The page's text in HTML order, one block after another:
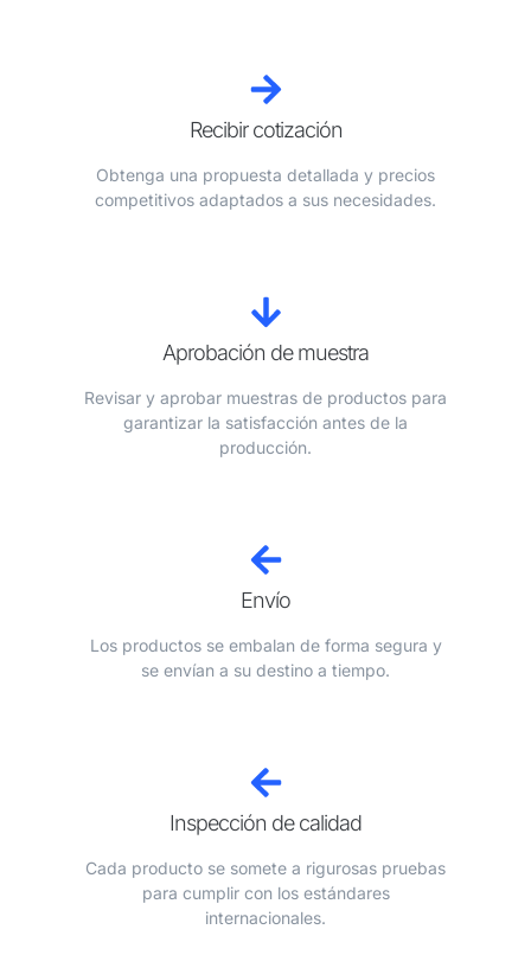
Recibir cotización
Obtenga una propuesta detallada y precios
competitivos adaptados a sus necesidades.
Aprobación de muestra
Revisar y aprobar muestras de productos para
garantizar la satisfacción antes de la
producción.
Envío
Los productos se embalan de forma segura y
se envían a su destino a tiempo.
Inspección de calidad
Cada producto se somete a rigurosas pruebas
para cumplir con los estándares
internacionales.